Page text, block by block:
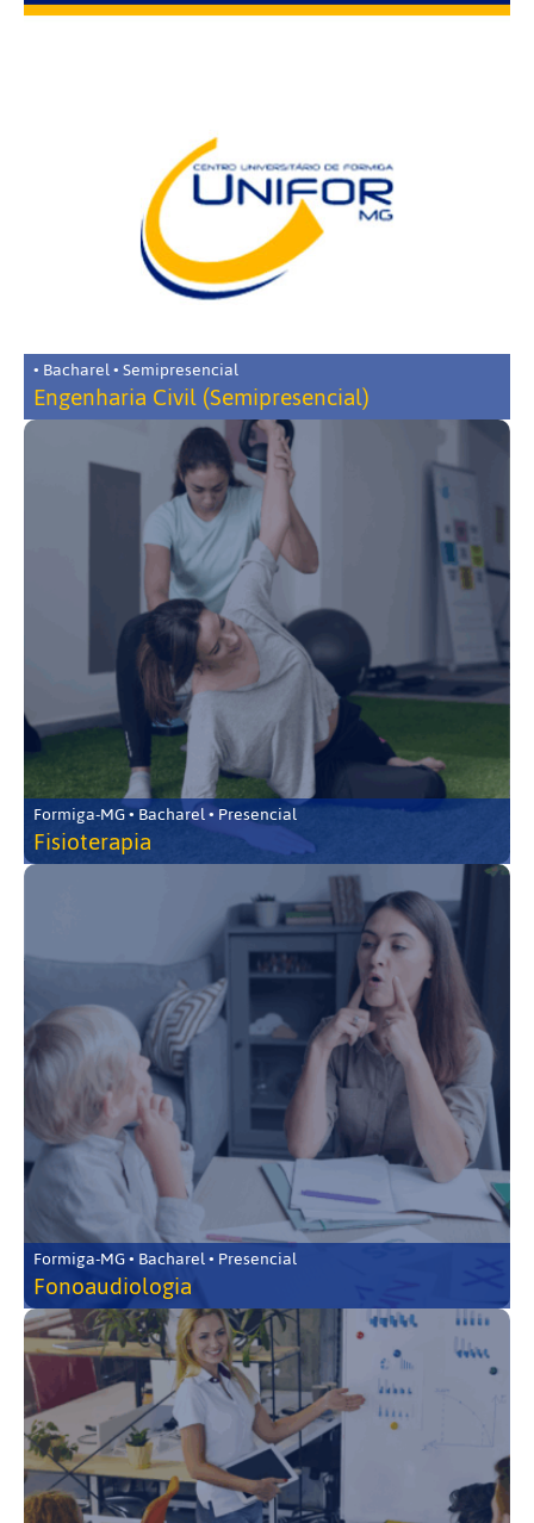
• Bacharel • Semipresencial
Engenharia Civil (Semipresencial)
Formiga-MG • Bacharel • Presencial
Fisioterapia
Formiga-MG • Bacharel • Presencial
Fonoaudiologia